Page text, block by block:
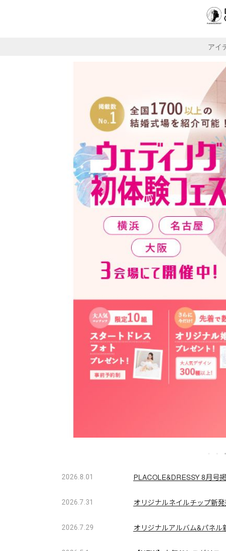
アイ
2026.8.01 PLACOLE&DRESSY 8月号
2026.7.31 オリジナルネイルチップ新発
2026.7.29 オリジナルアルバム&パネル